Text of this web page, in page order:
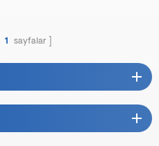
1 sayfalar